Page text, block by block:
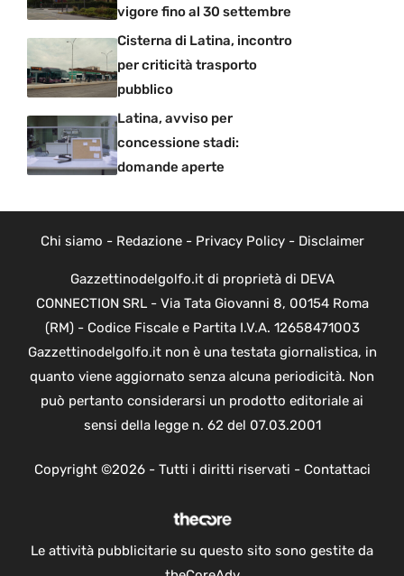
vigore fino al 30 settembre
Cisterna di Latina, incontro
per criticità trasporto
pubblico
Latina, avviso per
concessione stadi:
domande aperte
Chi siamo - Redazione- Privacy Policy- Disclaimer
Gazzettinodelgolfo.it di proprietà di DEVA
CONNECTION SRL - Via Tata Giovanni 8, 00154 Roma
(RM) - Codice Fiscale e Partita I.V.A. 12658471003
Gazzettinodelgolfo.it non è una testata giornalistica, in
quanto viene aggiornato senza alcuna periodicità. Non
può pertanto considerarsi un prodotto editoriale ai
sensi della legge n. 62 del 07.03.2001
Copyright ©2026 - Tutti i diritti riservati - Contattaci
Le attività pubblicitarie su questo sito sono gestite da